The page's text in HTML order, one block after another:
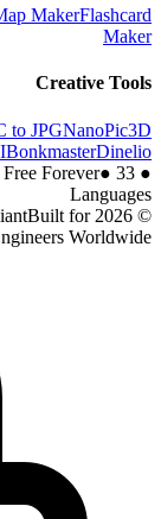
MakerFlashcard
Maker
Creative Tools
to JPGNanoPic3D
BonkmasterDinelio
●
Free Forever● 33
Languages
© 2026 TraceWidthCalculator.com - IPC-2221A Compliant
Built for
Worldwide